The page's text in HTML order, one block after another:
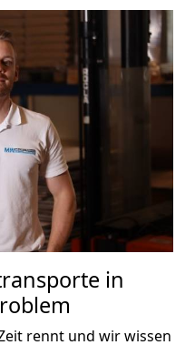
in
rennt und wir wissen